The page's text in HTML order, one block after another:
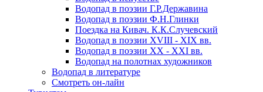
Водопад в поэзии Г.Р.Державина
Водопад в поэзии Ф.Н.Глинки
Поездка на Кивач. К.К.Случевский
Водопад в поэзии XVIII - XIX вв.
Водопад в поэзии XX - XXI вв.
Водопад на полотнах художников
Водопад в литературе
Смотреть он-лайн